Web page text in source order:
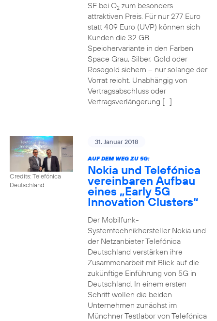
SE bei O2zum besonders
attraktiven Preis. Für nur 277 Euro
statt 409 Euro (UVP) können sich
Kunden die 32 GB
Speichervariante in den Farben
Space Grau, Silber, Gold oder
Rosegold sichern – nur solange der
Vorrat reicht. Unabhängig von
Vertragsabschluss oder
Vertragsverlängerung […]
Credits: Telefónica
Deutschland
31. Januar 2018
AUF DEM WEG ZU 5G:
Nokia und Telefónica
vereinbaren Aufbau
eines „Early 5G
Innovation Clusters“
Der Mobilfunk-
Systemtechnikhersteller Nokia und
der Netzanbieter Telefónica
Deutschland verstärken ihre
Zusammenarbeit mit Blick auf die
zukünftige Einführung von 5G in
Deutschland. In einem ersten
Schritt wollen die beiden
Unternehmen zunächst im
Münchner Testlabor von Telefónica